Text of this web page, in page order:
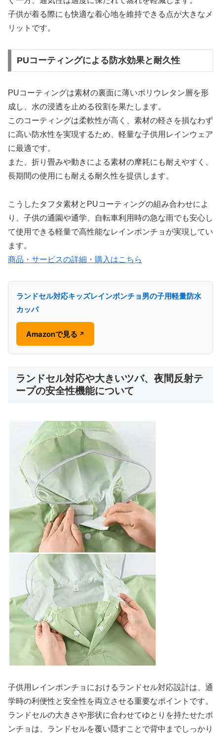
子供が着る際にも快適な着心地を維持できる点が大きなメ
リットです。
PUコーティングによる防水効果と耐久性
PUコーティングは素材の裏面に薄いポリウレタン層を形
成し、水の浸透を止める役割を果たします。
このコーティングは柔軟性が高く、素材の軽さを損なわず
に高い防水性を実現するため、軽量な子供用レインウェア
に最適です。
また、折り畳みや動きによる素材の摩耗にも耐えやすく、
長期間の使用にも耐える耐久性を提供します。
こうしたタフタ素材とPUコーティングの組み合わせによ
り、子供の通園や通学、自転車利用時の急な雨でも安心し
て使用できる軽量で高性能なレインポンチョが実現してい
ます。
商品・サービスの詳細・購入はこちら
ランドセル対応キッズレインポンチョ男の子用軽量防水
カッパ
Amazonで見る ↗
ランドセル対応や大きいツバ、夜間反射テ
ープの安全性機能について
子供用レインポンチョにおけるランドセル対応設計は、通
学時の利便性と安全性を両立させる重要なポイントです。
ランドセルの大きさや形状に合わせてゆとりを持たせたポ
ンチョは、ランドセルを覆い隠すことで背中までしっかり